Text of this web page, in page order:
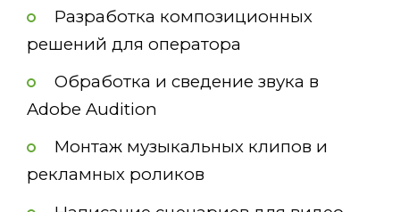
Разработка композиционных
решений для оператора
Обработка и сведение звука в
Adobe Audition
Монтаж музыкальных клипов и
рекламных роликов